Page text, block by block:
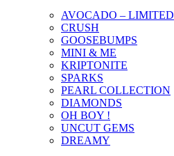
AVOCADO – LIMITED
CRUSH
GOOSEBUMPS
MINI & ME
KRIPTONITE
SPARKS
PEARL COLLECTION
DIAMONDS
OH BOY !
UNCUT GEMS
DREAMY